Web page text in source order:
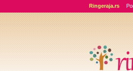
Ringeraja.rs